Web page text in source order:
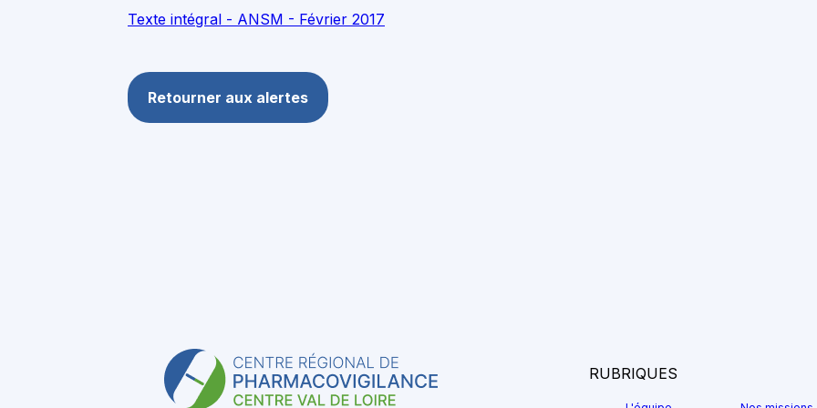
Texte intégral - ANSM - Février 2017
Retourner aux alertes
RUBRIQUES